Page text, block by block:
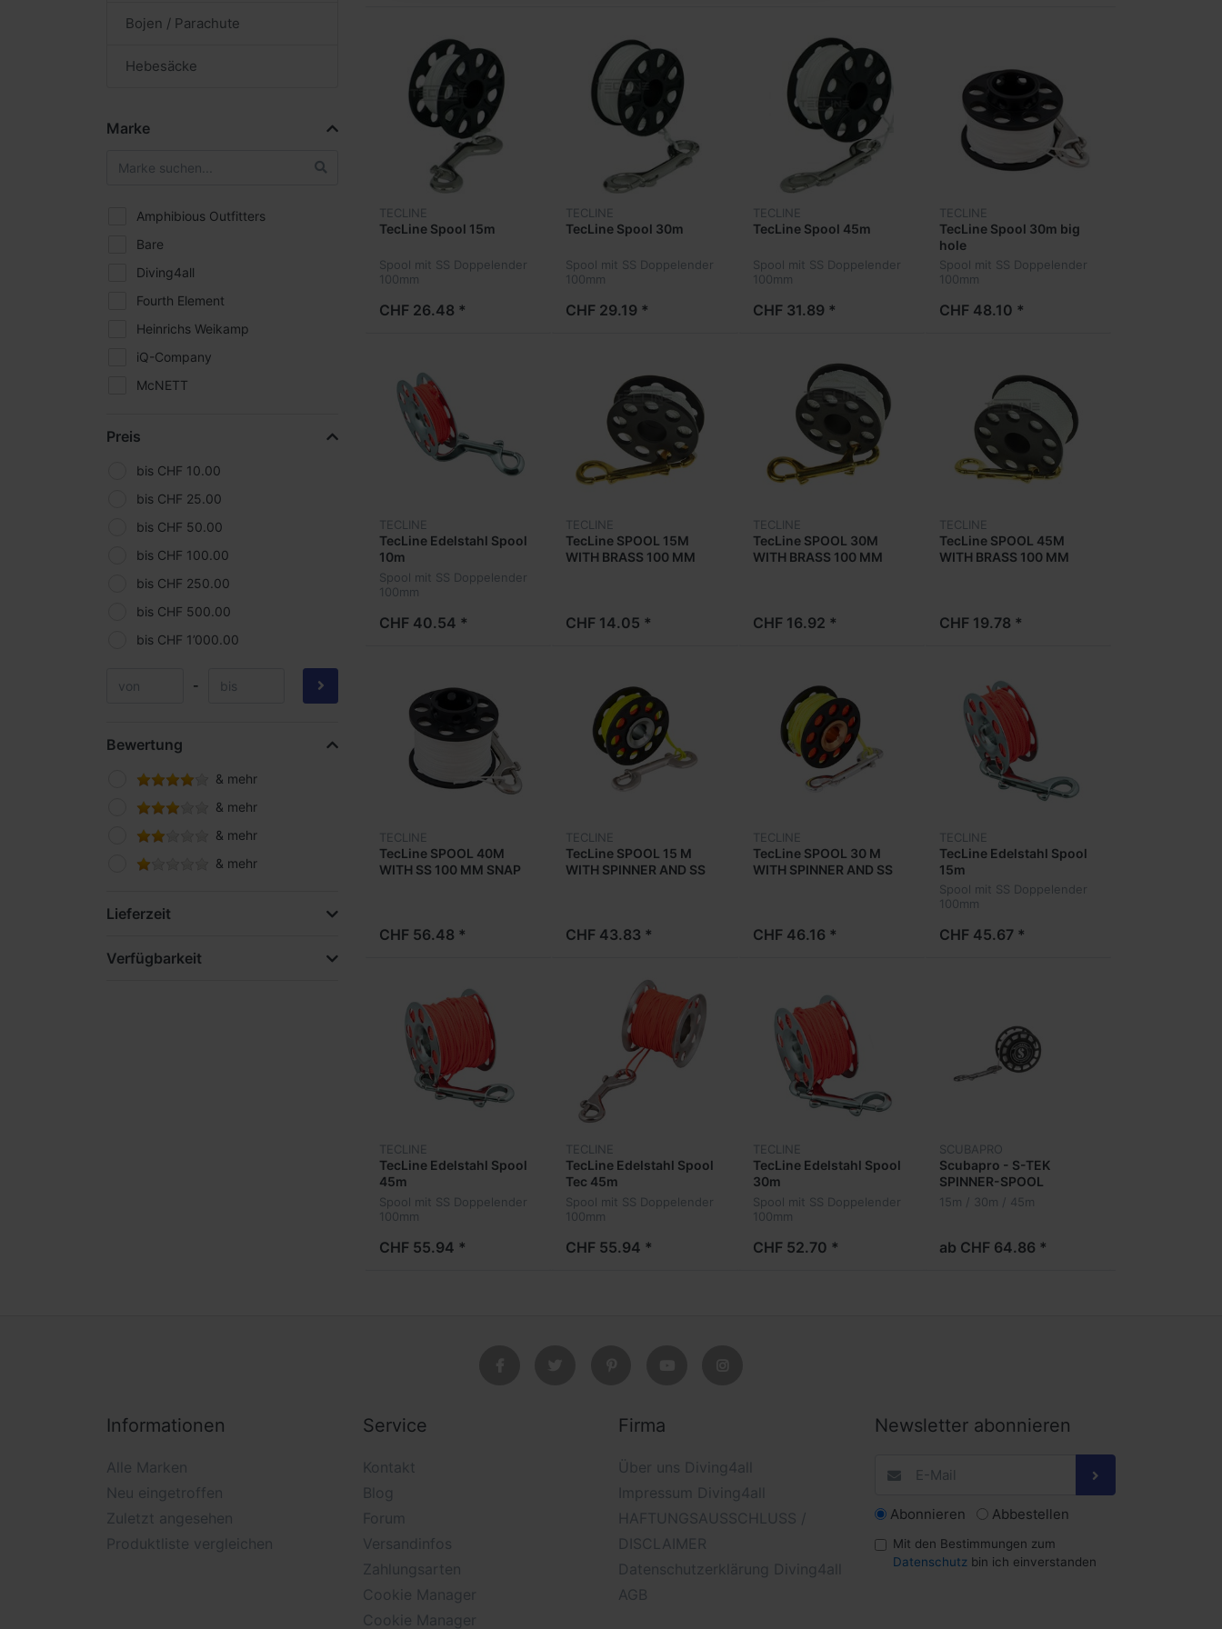
Bojen / Parachute
Hebesäcke
Marke
Amphibious Outfitters
Bare
Diving4all
Fourth Element
Heinrichs Weikamp
iQ-Company
McNETT
Scubapro
Scubatech
SEAC Sub
SeaLife
SeaYa
SiTech
Subgear
TecLine
Yellowdiving
Preis
bis CHF 10.00
bis CHF 25.00
bis CHF 50.00
bis CHF 100.00
bis CHF 250.00
bis CHF 500.00
bis CHF 1’000.00
-
Bewertung
& mehr
& mehr
& mehr
& mehr
Lieferzeit
Verfügbarkeit
TECLINE
TecLine Spool 15m
Spool mit SS Doppelender
100mm
CHF 26.48 *
TECLINE
TecLine Spool 30m
Spool mit SS Doppelender
100mm
CHF 29.19 *
TECLINE
TecLine Spool 45m
Spool mit SS Doppelender
100mm
CHF 31.89 *
TECLINE
TecLine Spool 30m big
hole
Spool mit SS Doppelender
100mm
CHF 48.10 *
TECLINE
TecLine Edelstahl Spool
10m
Spool mit SS Doppelender
100mm
CHF 40.54 *
TECLINE
TecLine SPOOL 15M
WITH BRASS 100 MM
CHF 14.05 *
TECLINE
TecLine SPOOL 30M
WITH BRASS 100 MM
CHF 16.92 *
TECLINE
TecLine SPOOL 45M
WITH BRASS 100 MM
CHF 19.78 *
TECLINE
TecLine SPOOL 40M
WITH SS 100 MM SNAP
CHF 56.48 *
TECLINE
TecLine SPOOL 15 M
WITH SPINNER AND SS
CHF 43.83 *
TECLINE
TecLine SPOOL 30 M
WITH SPINNER AND SS
CHF 46.16 *
TECLINE
TecLine Edelstahl Spool
15m
Spool mit SS Doppelender
100mm
CHF 45.67 *
TECLINE
TecLine Edelstahl Spool
45m
Spool mit SS Doppelender
100mm
CHF 55.94 *
TECLINE
TecLine Edelstahl Spool
Tec 45m
Spool mit SS Doppelender
100mm
CHF 55.94 *
TECLINE
TecLine Edelstahl Spool
30m
Spool mit SS Doppelender
100mm
CHF 52.70 *
SCUBAPRO
Scubapro - S-TEK
SPINNER-SPOOL
15m / 30m / 45m
ab CHF 64.86 *
Informationen
Alle Marken
Neu eingetroffen
Zuletzt angesehen
Produktliste vergleichen
Service
Kontakt
Blog
Forum
Versandinfos
Zahlungsarten
Cookie Manager
Cookie Manager
Firma
Über uns Diving4all
Impressum Diving4all
HAFTUNGSAUSSCHLUSS /
DISCLAIMER
Datenschutzerklärung Diving4all
AGB
Newsletter abonnieren
Abonnieren Abbestellen
Mit den Bestimmungen zum
Datenschutz bin ich einverstanden